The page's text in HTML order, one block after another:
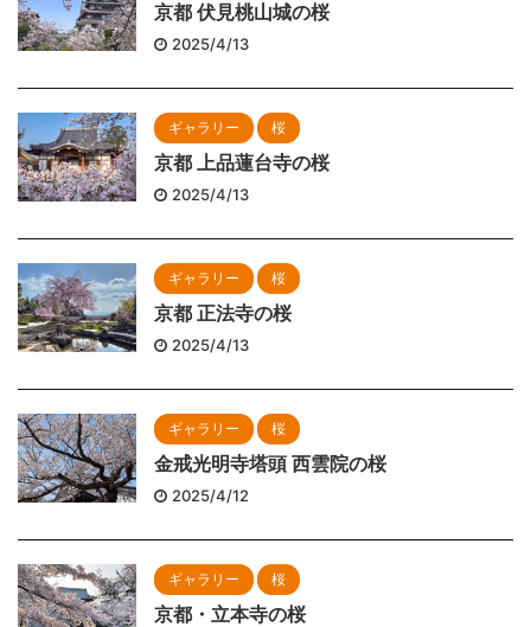
京都 伏見桃山城の桜
2025/4/13
ギャラリー 桜
京都 上品蓮台寺の桜
2025/4/13
ギャラリー 桜
京都 正法寺の桜
2025/4/13
ギャラリー 桜
金戒光明寺塔頭 西雲院の桜
2025/4/12
ギャラリー 桜
京都・立本寺の桜